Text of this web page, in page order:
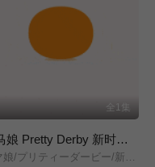
全1集
赛马娘 Pretty Derby 新时代之门